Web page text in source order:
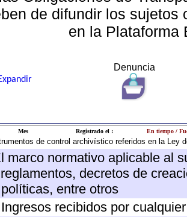
de difundir los sujetos
en la Plataforma
Denuncia
Mes Registrado el : En tiempo /
de control archivístico referidos en la Ley
marco normativo aplicable al
decretos de
entre otros
recibidos por